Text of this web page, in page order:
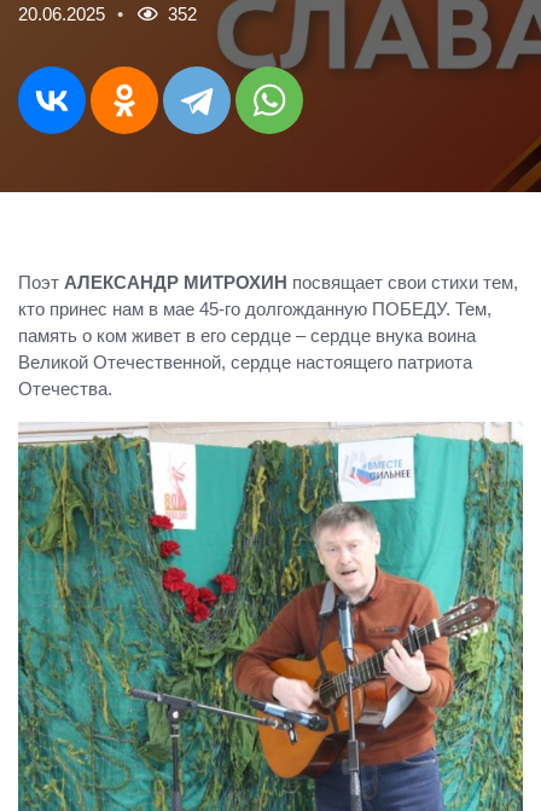
20.06.2025 352
Поэт АЛЕКСАНДР МИТРОХИН посвящает свои стихи тем,
кто принес нам в мае 45-го долгожданную ПОБЕДУ. Тем,
память о ком живет в его сердце – сердце внука воина
Великой Отечественной, сердце настоящего патриота
Отечества.